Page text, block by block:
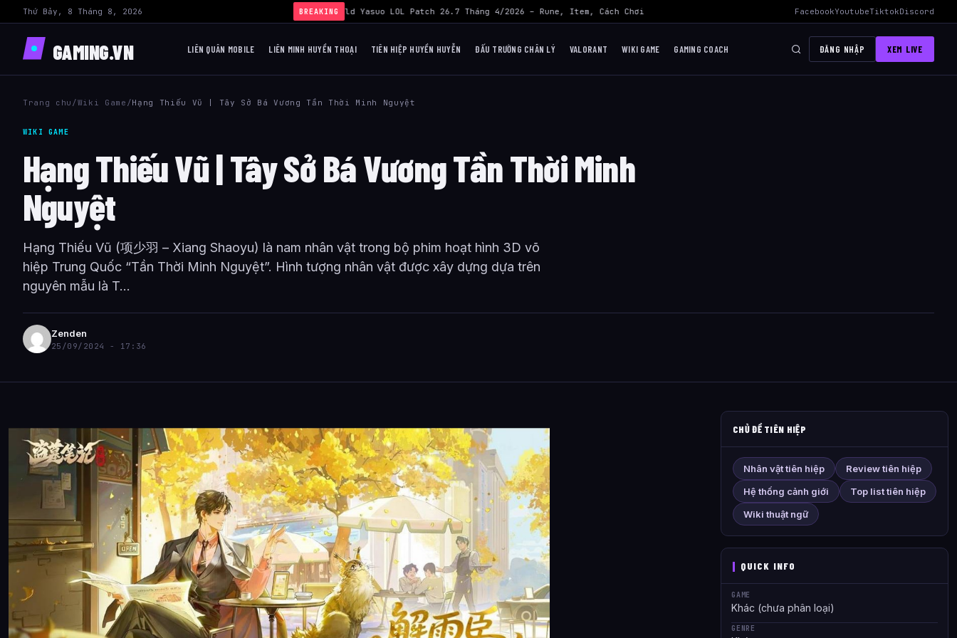
Thứ Bảy, 8 Tháng 8, 2026 BREAKING
› Build Yasuo LOL Patch 26.7 Tháng 4/2026 – Rune, Item, Cách Chơi Mid Hiệu Quả Nhất AWC 2026 Liên Quân Mobile – Lịch Thi Đấu,
FacebookYoutubeTiktokDiscord
GAMING.VN LIÊN QUÂN MOBILE LIÊN MINH HUYỀN THOẠI TIÊN HIỆP HUYỀN HUYỄN ĐẤU TRƯỜNG CHÂN LÝ VALORANT WIKI GAME GAMING COACH ĐĂNG NHẬP XEM LIVE
Trang chu /Wiki Game /Hạng Thiếu Vũ | Tây Sở Bá Vương Tần Thời Minh Nguyệt
WIKI GAME
Hạng Thiếu Vũ | Tây Sở Bá Vương Tần Thời Minh
Nguyệt
Hạng Thiếu Vũ (项少羽 – Xiang Shaoyu) là nam nhân vật trong bộ phim hoạt hình 3D võ
hiệp Trung Quốc “Tần Thời Minh Nguyệt”. Hình tượng nhân vật được xây dựng dựa trên
nguyên mẫu là T...
Zenden
25/09/2024 - 17:36
CHỦ ĐỀ TIÊN HIỆP
Nhân vật tiên hiệp
Review tiên hiệp
Hệ thống cảnh giới
Top list tiên hiệp
Wiki thuật ngữ
QUICK INFO
GAME
Khác (chưa phân loại)
GENRE